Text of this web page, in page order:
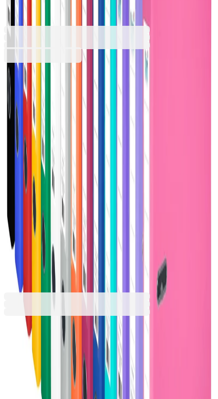
1070120204
Баркод: 3800052786283
2,39 €4,67 лв.
Купи
Цвят
Аквамарин
Бордо
Бял
Жълт
Зелен
Лилав
Люляк
Оранжев
Розов
Тъмносин
Червен
2,39 €
4,67 лв.
Ценa с ДДС